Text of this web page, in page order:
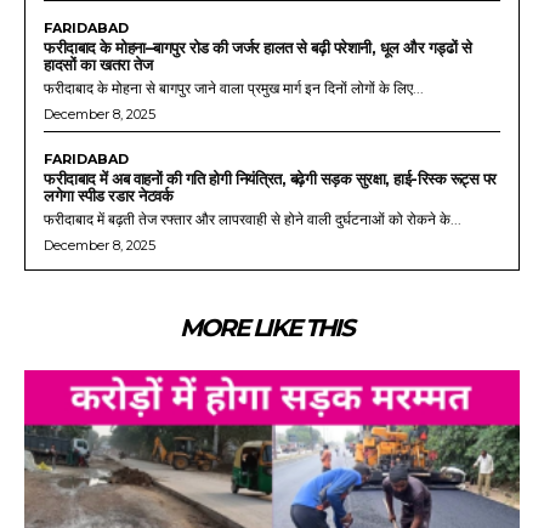
FARIDABAD
फरीदाबाद के मोहना–बागपुर रोड की जर्जर हालत से बढ़ी परेशानी, धूल और गड्ढों से
हादसों का खतरा तेज
फरीदाबाद के मोहना से बागपुर जाने वाला प्रमुख मार्ग इन दिनों लोगों के लिए...
December 8, 2025
FARIDABAD
फरीदाबाद में अब वाहनों की गति होगी नियंत्रित, बढ़ेगी सड़क सुरक्षा, हाई-रिस्क रूट्स पर
लगेगा स्पीड रडार नेटवर्क
फरीदाबाद में बढ़ती तेज रफ्तार और लापरवाही से होने वाली दुर्घटनाओं को रोकने के...
December 8, 2025
MORE LIKE THIS